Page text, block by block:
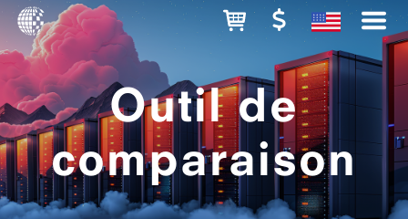
Outil de
comparaison